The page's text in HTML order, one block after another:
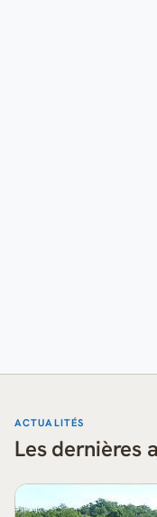
ACTUALITÉS
Les dernières